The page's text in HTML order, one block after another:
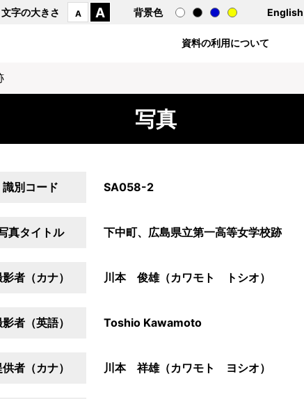
文字の大きさ A A 背景色 English
資料の利用について
写真
識別コード SA058-2
真タイトル 下中町、広島県立第一高等女学校跡
者（カナ） 川本 俊雄（カワモト トシオ）
者（英語） Toshio Kawamoto
者（カナ） 川本 祥雄（カワモト ヨシオ）